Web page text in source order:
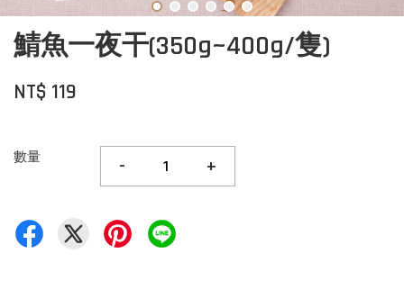
鯖魚一夜干(350g~400g/隻)
NT$ 119
數量 - +